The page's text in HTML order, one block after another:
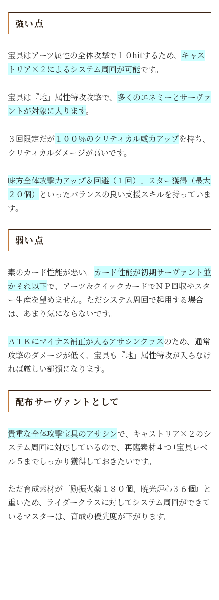
強い点
宝具はアーツ属性の全体攻撃で１０hitするため、 キャス
トリア×２によるシステム周回が可能です。
宝具は『地』属性特攻攻撃で、 多くのエネミーとサーヴァ
ントが対象に入ります。
３回限定だが１００％のクリティカル威力アップを持ち、
クリティカルダメージが高いです。
味方全体攻撃力アップ＆回避（１回）、スター獲得（最大
２０個） といったバランスの良い支援スキルを持っていま
す。
弱い点
素のカード性能が悪い。 カード性能が初期サーヴァント並
かそれ以下で、アーツ＆クイックカードでＮＰ回収やスタ
ー生産を望めません。ただシステム周回で起用する場合
は、あまり気にならないです。
ＡＴＫにマイナス補正が入るアサシンクラスのため、通常
攻撃のダメージが低く、宝具も『地』属性特攻が入らなけ
れば厳しい部類になります。
配布サーヴァントとして
貴重な全体攻撃宝具のアサシンで、キャストリア×２のシ
ステム周回に対応しているので、 再臨素材４つ+宝具レベ
ル５ までしっかり獲得しておきたいです。
ただ育成素材が『励振火薬１８０個、暁光炉心３６個』と
重いため、
ライダークラスに対してシステム周回ができて
いるマスターは、育成の優先度が下がります。